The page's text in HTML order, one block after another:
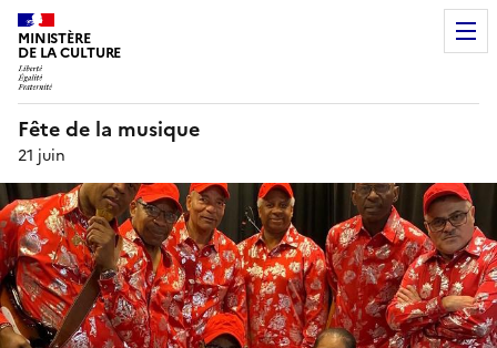
MINISTÈRE
DE LA CULTURE
Fête de la musique
21 juin